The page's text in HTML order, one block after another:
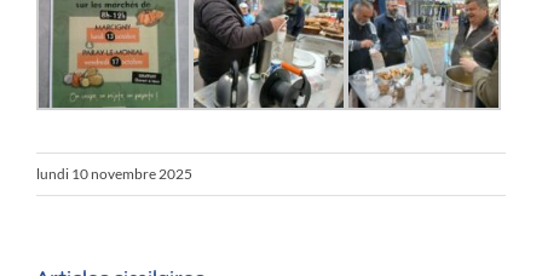
lundi 10 novembre 2025